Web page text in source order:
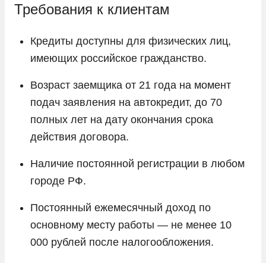
Требования к клиентам
Кредиты доступны для физических лиц,
имеющих российское гражданство.
Возраст заемщика от 21 года на момент
подач заявления на автокредит, до 70
полных лет на дату окончания срока
действия договора.
Наличие постоянной регистрации в любом
городе РФ.
Постоянный ежемесячный доход по
основному месту работы — не менее 10
000 рублей после налогообложения.